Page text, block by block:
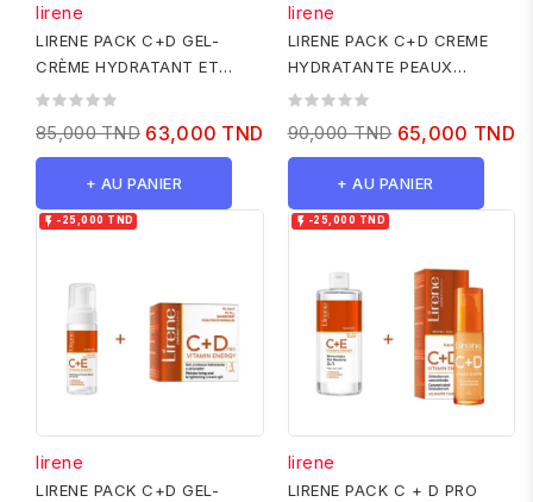
lirene
LIRENE PACK C+D GEL-
CRÈME HYDRATANT ET
ÉCLAIRCISSANT - NORMALE
85,000 TND 63,000 TND
+ AU PANIER
lirene
LIRENE PACK C+D CREME
HYDRATANTE PEAUX
SECHES ET SENSIBLES 50ML
90,000 TND 65,000 TND
+ AU PANIER
 -25,000 TND
lirene
LIRENE PACK C+D GEL-
 -25,000 TND
lirene
LIRENE PACK C + D PRO